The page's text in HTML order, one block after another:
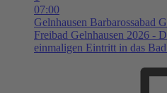
07:00
Gelnhausen Barbarossabad
Freibad Gelnhausen 2026 -
einmaligen Eintritt in das